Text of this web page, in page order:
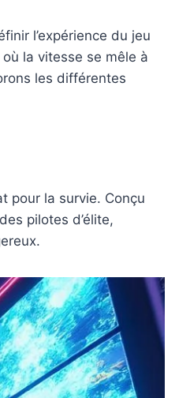
l’expérience du jeu
la vitesse se mêle à
les différentes
pour la survie. Conçu
pilotes d’élite,